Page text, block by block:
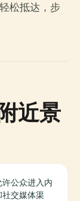
松抵达，步
近景
公众进入内
交媒体渠